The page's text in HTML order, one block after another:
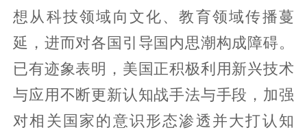
想从科技领域向文化、教育领域传播蔓
延，进而对各国引导国内思潮构成障碍。
已有迹象表明，美国正积极利用新兴技术
与应用不断更新认知战手法与手段，加强
对相关国家的意识形态渗透并大打认知